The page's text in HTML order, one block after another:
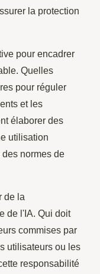
la protection
pour encadrer
Quelles
pour réguler
et les
élaborer des
utilisation
normes de
de la
de l'IA. Qui doit
commises par
utilisateurs ou les
responsabilité